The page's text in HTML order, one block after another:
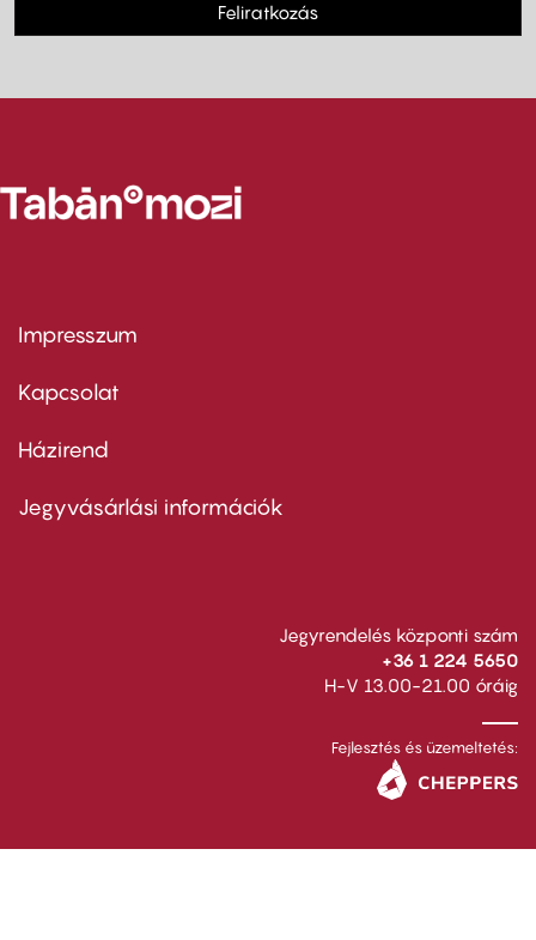
Feliratkozás
Footer
first
Impresszum
Kapcsolat
Footer
second
Házirend
Jegyvásárlási információk
Jegyrendelés központi szám
+36 1 224 5650
H-V 13.00-21.00 óráig
Fejlesztés és üzemeltetés: